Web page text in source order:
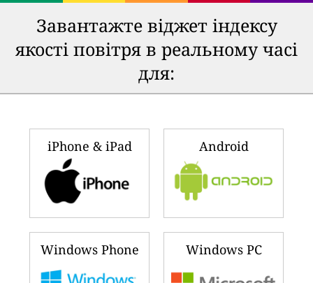
Завантажте віджет індексу
якості повітря в реальному часі
для:
iPhone & iPad Android
Windows Phone Windows PC